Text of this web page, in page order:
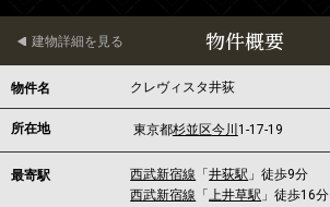
物件概要
建物詳細を見る
物件名 クレヴィスタ井荻
所在地 東京都杉並区今川 1-17-19
最寄駅 西武新宿線 「井荻駅 」徒歩9分
西武新宿線 「上井草駅 」徒歩16分